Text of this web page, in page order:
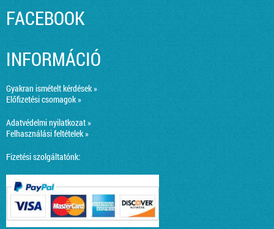
FACEBOOK
INFORMÁCIÓ
Gyakran ismételt kérdések »
Előfizetési csomagok »
Adatvédelmi nyilatkozat »
Felhasználási feltételek »
Fizetési szolgáltatónk: